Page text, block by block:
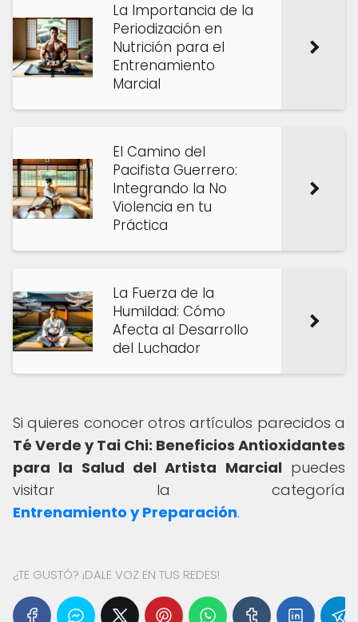
La Importancia de la
Periodización en
Nutrición para el
Entrenamiento
Marcial
El Camino del
Pacifista Guerrero:
Integrando la No
Violencia en tu
Práctica
La Fuerza de la
Humildad: Cómo
Afecta al Desarrollo
del Luchador
Si quieres conocer otros artículos parecidos a
Té Verde y Tai Chi: Beneficios Antioxidantes
para la Salud del Artista Marcialpuedes
visitar la categoría
Entrenamiento y Preparación.
¿TE GUSTÓ? ¡DALE VOZ EN TUS REDES!